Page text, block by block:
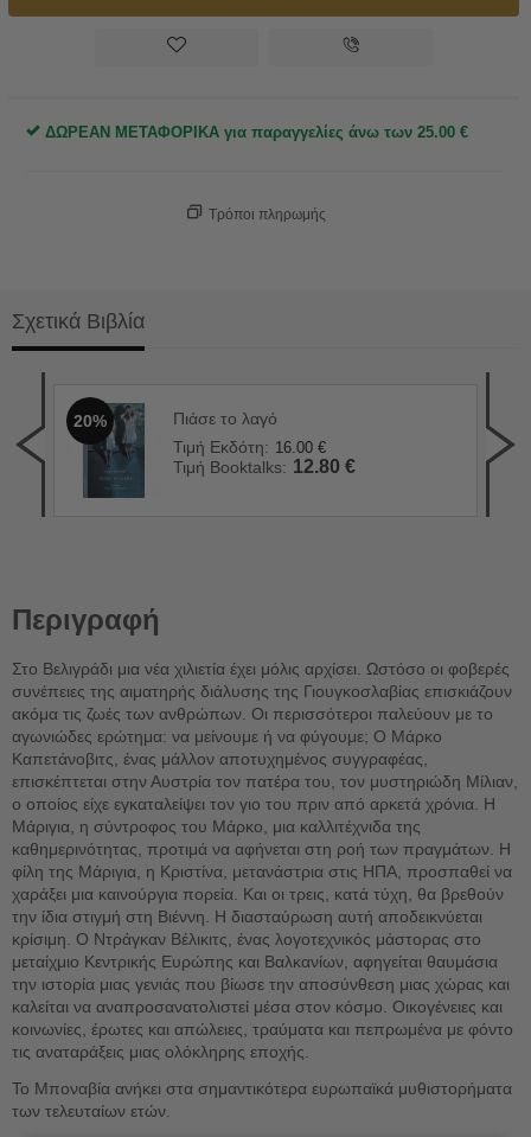
ΔΩΡΕΑΝ ΜΕΤΑΦΟΡΙΚΑ για παραγγελίες άνω των 25.00 €
Τρόποι πληρωμής
Σχετικά Βιβλία
20%
Πιάσε το λαγό
Τιμή Εκδότη: 16.00 €
Τιμή Booktalks: 12.80 €
Περιγραφή
Στο Βελιγράδι μια νέα χιλιετία έχει μόλις αρχίσει. Ωστόσο οι φοβερές
συνέπειες της αιματηρής διάλυσης της Γιουγκοσλαβίας επισκιάζουν
ακόμα τις ζωές των ανθρώπων. Οι περισσότεροι παλεύουν με το
αγωνιώδες ερώτημα: να μείνουμε ή να φύγουμε; Ο Μάρκο
Καπετάνοβιτς, ένας μάλλον αποτυχημένος συγγραφέας,
επισκέπτεται στην Αυστρία τον πατέρα του, τον μυστηριώδη Μίλιαν,
ο οποίος είχε εγκαταλείψει τον γιο του πριν από αρκετά χρόνια. Η
Μάριγια, η σύντροφος του Μάρκο, μια καλλιτέχνιδα της
καθημερινότητας, προτιμά να αφήνεται στη ροή των πραγμάτων. Η
φίλη της Μάριγια, η Κριστίνα, μετανάστρια στις ΗΠΑ, προσπαθεί να
χαράξει μια καινούργια πορεία. Και οι τρεις, κατά τύχη, θα βρεθούν
την ίδια στιγμή στη Βιέννη. Η διασταύρωση αυτή αποδεικνύεται
κρίσιμη. Ο Ντράγκαν Βέλικιτς, ένας λογοτεχνικός μάστορας στο
μεταίχμιο Κεντρικής Ευρώπης και Βαλκανίων, αφηγείται θαυμάσια
την ιστορία μιας γενιάς που βίωσε την αποσύνθεση μιας χώρας και
καλείται να αναπροσανατολιστεί μέσα στον κόσμο. Οικογένειες και
κοινωνίες, έρωτες και απώλειες, τραύματα και πεπρωμένα με φόντο
τις αναταράξεις μιας ολόκληρης εποχής.
Το Μποναβία ανήκει στα σημαντικότερα ευρωπαϊκά μυθιστορήματα
των τελευταίων ετών.